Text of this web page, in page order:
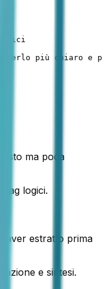
logici
più chiaro e
ma poca
tag logici.
aver estratto prima
e sintesi.